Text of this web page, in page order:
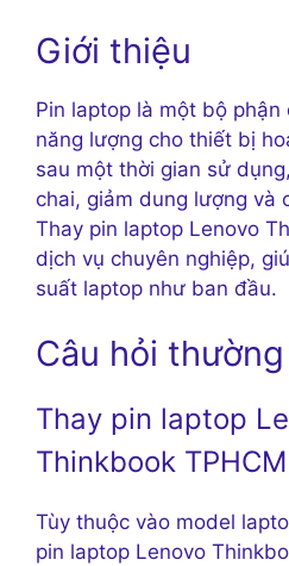
Giới thiệu
Pin laptop là một bộ
năng lượng cho thiết bị
sau một thời gian sử
chai, giảm dung lượng và
Thay pin laptop Lenovo
dịch vụ chuyên nghiệp,
suất laptop như ban đầu.
Câu hỏi
Thay pin laptop
Thinkbook
Tùy thuộc vào model
pin laptop Lenovo